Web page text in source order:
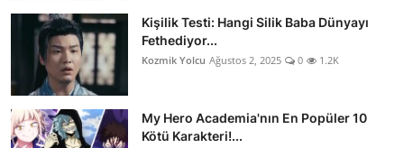
Kişilik Testi: Hangi Silik Baba Dünyayı
Fethediyor...
Kozmik Yolcu Ağustos 2, 2025 0 1.2K
My Hero Academia'nın En Popüler 10
Kötü Karakteri!...